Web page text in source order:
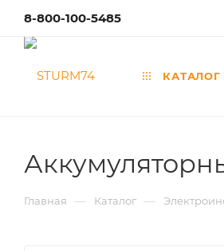
8-800-100-5485
КАТАЛОГ
Главная — Каталог —